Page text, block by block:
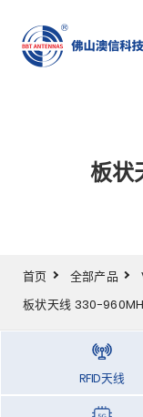
板状
首页 全部产品
板状天线 330-
RFID天线